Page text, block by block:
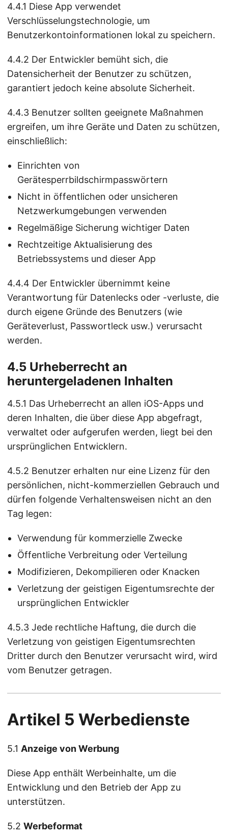
4.4.1 Diese App verwendet
Verschlüsselungstechnologie, um
Benutzerkontoinformationen lokal zu speichern.
4.4.2 Der Entwickler bemüht sich, die
Datensicherheit der Benutzer zu schützen,
garantiert jedoch keine absolute Sicherheit.
4.4.3 Benutzer sollten geeignete Maßnahmen
ergreifen, um ihre Geräte und Daten zu schützen,
einschließlich:
Einrichten von
Gerätesperrbildschirmpasswörtern
Nicht in öffentlichen oder unsicheren
Netzwerkumgebungen verwenden
Regelmäßige Sicherung wichtiger Daten
Rechtzeitige Aktualisierung des
Betriebssystems und dieser App
4.4.4 Der Entwickler übernimmt keine
Verantwortung für Datenlecks oder -verluste, die
durch eigene Gründe des Benutzers (wie
Geräteverlust, Passwortleck usw.) verursacht
werden.
4.5 Urheberrecht an
heruntergeladenen Inhalten
4.5.1 Das Urheberrecht an allen iOS-Apps und
deren Inhalten, die über diese App abgefragt,
verwaltet oder aufgerufen werden, liegt bei den
ursprünglichen Entwicklern.
4.5.2 Benutzer erhalten nur eine Lizenz für den
persönlichen, nicht-kommerziellen Gebrauch und
dürfen folgende Verhaltensweisen nicht an den
Tag legen:
Verwendung für kommerzielle Zwecke
Öffentliche Verbreitung oder Verteilung
Modifizieren, Dekompilieren oder Knacken
Verletzung der geistigen Eigentumsrechte der
ursprünglichen Entwickler
4.5.3 Jede rechtliche Haftung, die durch die
Verletzung von geistigen Eigentumsrechten
Dritter durch den Benutzer verursacht wird, wird
vom Benutzer getragen.
Artikel 5 Werbedienste
5.1 Anzeige von Werbung
Diese App enthält Werbeinhalte, um die
Entwicklung und den Betrieb der App zu
unterstützen.
5.2 Werbeformat